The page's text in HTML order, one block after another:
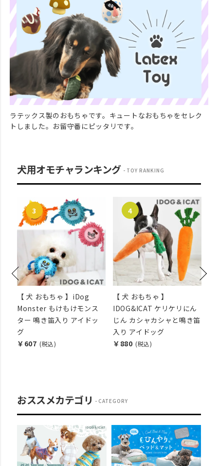
ラテックス製のおもちゃです。キュートなおもちゃをセレク
トしました。お留守番にピッタリです。
犬用オモチャランキング TOY RANKING
【 犬 おもちゃ 】iDog
Monster もけもけモンス
ター 鳴き笛入り アイドッ
グ
￥607 (税込)
【 犬 おもちゃ 】
IDOG&ICAT ケリケリにん
じん カシャカシャと鳴き笛
入り アイドッグ
￥880 (税込)
おススメカテゴリ CATEGORY